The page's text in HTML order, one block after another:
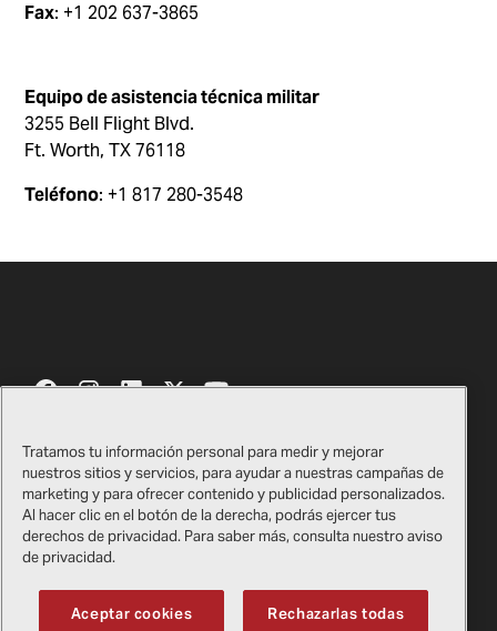
Fax: +1 202 637-3865
Equipo de asistencia técnica militar
3255 Bell Flight Blvd.
Ft. Worth, TX 76118
Teléfono: +1 817 280-3548
Contáctenos
Tienda de regalos de Bell​​​​​​​
Proveedores
Certificados
Información legal
Tratamos tu información personal para medir y mejorar
nuestros sitios y servicios, para ayudar a nuestras campañas de
marketing y para ofrecer contenido y publicidad personalizados.
Al hacer clic en el botón de la derecha, podrás ejercer tus
derechos de privacidad. Para saber más, consulta nuestro aviso
de privacidad.
Aceptar cookies Rechazarlas todas